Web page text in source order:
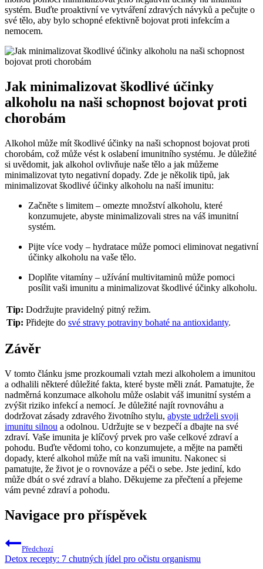
systém. Buďte proaktivní ve vytváření zdravých návyků a pečujte o
své tělo, aby bylo schopné efektivně bojovat proti infekcím a
nemocem.
Jak minimalizovat škodlivé účinky
alkoholu na naši schopnost bojovat proti
chorobám
Alkohol může mít škodlivé účinky na naši schopnost bojovat proti
chorobám, což může vést k oslabení imunitního systému. Je důležité
si uvědomit, jak alkohol ovlivňuje naše tělo a jak můžeme
minimalizovat tyto negativní dopady. Zde je několik tipů, jak
minimalizovat škodlivé účinky alkoholu na naší imunitu:
Začněte s limitem – omezte množství alkoholu, které
konzumujete, abyste minimalizovali stres na váš imunitní
systém.
Pijte více vody – hydratace může pomoci eliminovat negativní
účinky alkoholu na vaše tělo.
Doplňte vitamíny – užívání multivitaminů může pomoci
posílit vaši imunitu a minimalizovat škodlivé účinky alkoholu.
Tip: Dodržujte pravidelný pitný režim.
Tip: Přidejte do své stravy potraviny bohaté na antioxidanty.
Závěr
V tomto článku jsme prozkoumali vztah mezi alkoholem a imunitou
a odhalili některé důležité fakta, které byste měli znát. Pamatujte, že
nadměrná konzumace alkoholu může oslabit váš imunitní systém a
zvýšit riziko infekcí a nemocí. Je důležité najít rovnováhu a
dodržovat zásady zdravého životního stylu, abyste udrželi svoji
imunitu silnou a odolnou. Udržujte se v bezpečí a dbajte na své
zdraví. Vaše imunita je klíčový prvek pro vaše celkové zdraví a
pohodu. Buďte vědomi toho, co konzumujete, a mějte na paměti
dopady, které alkohol může mít na vaši imunitu. Nakonec si
pamatujte, že život je o rovnováze a péči o sebe. Jste jediní, kdo
může dbát o své zdraví a blaho. Děkujeme za přečtení a přejeme
vám pevné zdraví a pohodu.
Navigace pro příspěvek
Předchozí
Detox recepty: 7 chutných jídel pro očistu organismu